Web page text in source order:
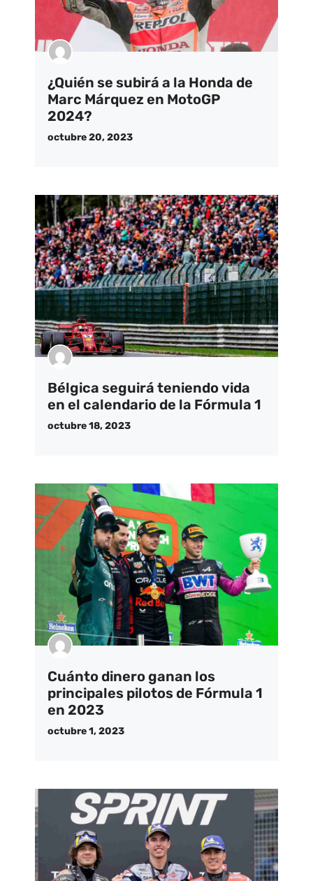
¿Quién se subirá a la Honda de
Marc Márquez en MotoGP
2024?
octubre 20, 2023
Bélgica seguirá teniendo vida
en el calendario de la Fórmula 1
octubre 18, 2023
Cuánto dinero ganan los
principales pilotos de Fórmula 1
en 2023
octubre 1, 2023